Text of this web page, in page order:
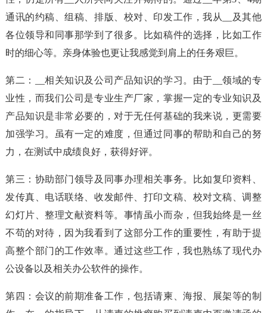
通讯的约稿、组稿、排版、校对、印发工作，我从__及其他
各位领导和同事那学到了很多。比如稿件的选择，比如工作
时的细心等。亲身体验也更让我感觉到肩上的任务艰巨。
第二：__相关知识及公司产品知识的学习。由于__领域的专
业性，而我们公司是专业生产厂家，掌握一定的专业知识及
产品知识是非常必要的，对于无任何基础的我来说，更需要
加强学习。虽有一定的难度，但通过同事的帮助和自己的努
力，在测试中成绩良好，获得好评。
第三：协助部门领导及同事办理相关事务。比如复印资料、
发传真、电话联络、收发邮件、打印文稿、校对文稿、调整
幻灯片、整理文献资料等。事情虽小而杂，但我始终是一丝
不苟的对待，因为我看到了这部分工作的重要性，有助于提
高整个部门的工作效率。通过这些工作，我也熟练了现代办
公设备以及相关办公软件的操作。
第四：会议的前期准备工作，包括请柬、海报、展架等的制